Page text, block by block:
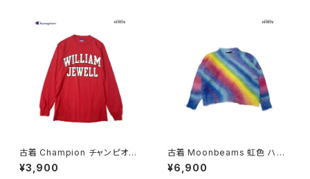
古着 Champion チャンピオン
ロゴ コットン100％ 長袖 Ｔシャ
ツ 赤 (ttu2501067)
¥3,900
古着 Moonbeams 虹色 ハイ
ネック 総柄 長袖 ニット セータ
ー カラフル 水色 (ttu2501051)
¥6,900